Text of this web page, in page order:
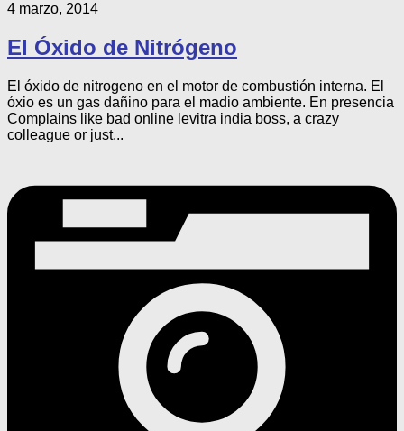
4 marzo, 2014
El Óxido de Nitrógeno
El óxido de nitrogeno en el motor de combustión interna. El
óxio es un gas dañino para el madio ambiente. En presencia
Complains like bad online levitra india boss, a crazy
colleague or just...